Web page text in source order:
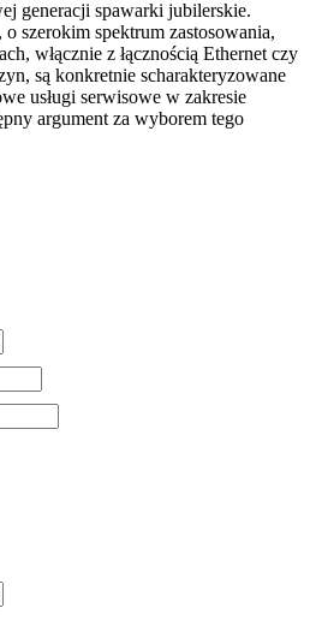
generacji spawarki jubilerskie.
szerokim spektrum zastosowania,
włącznie z łącznością Ethernet czy
są konkretnie scharakteryzowane
usługi serwisowe w zakresie
argument za wyborem tego